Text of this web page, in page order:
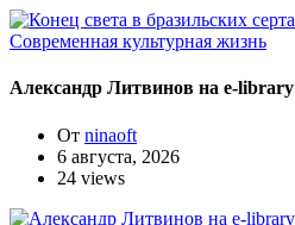
Современная культурная жизнь
Александр Литвинов на e-library
От ninaoft
6 августа, 2026
24 views